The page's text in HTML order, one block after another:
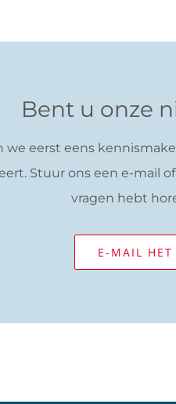
Bent u onze
eerst eens
Stuur ons een e-mail
vragen hebt
E-MAIL HET